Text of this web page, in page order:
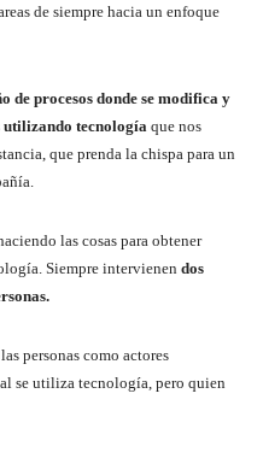
de siempre hacia un enfoque
de procesos donde se modifica y
utilizando tecnología que nos
que prenda la chispa para un
las cosas para obtener
Siempre intervienen dos
personas como actores
se utiliza tecnología, pero quien